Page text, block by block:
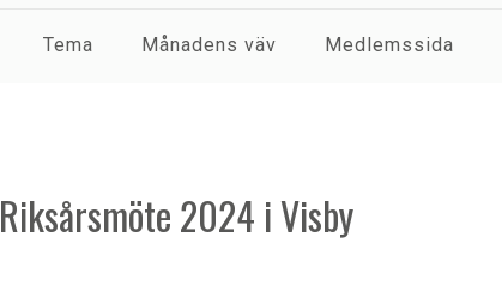
Tema Månadens väv Medlemssida
Riksårsmöte 2024 i Visby